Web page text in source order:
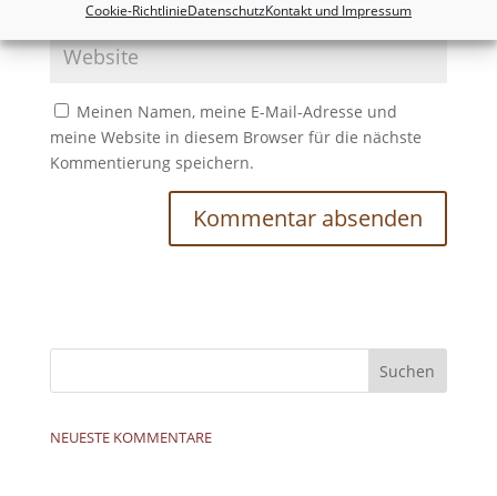
Cookie-RichtlinieDatenschutzKontakt und Impressum
Meinen Namen, meine E-Mail-Adresse und
meine Website in diesem Browser für die nächste
Kommentierung speichern.
NEUESTE KOMMENTARE